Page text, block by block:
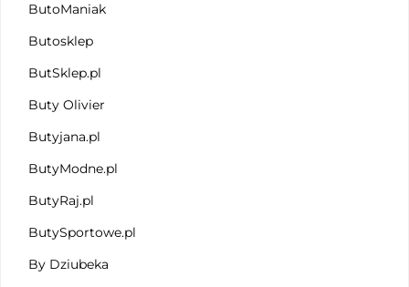
ButoManiak
Butosklep
ButSklep.pl
Buty Olivier
Butyjana.pl
ButyModne.pl
ButyRaj.pl
ButySportowe.pl
By Dziubeka